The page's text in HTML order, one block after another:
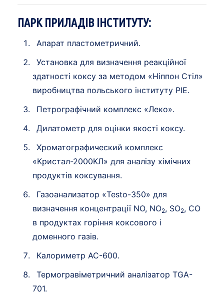
ПАРК ПРИЛАДІВ ІНСТИТУТУ:
Апарат пластометричний.
Установка для визначення реакційної
здатності коксу за методом «Ніппон Стіл»
виробництва польського інституту PIE.
Петрографічний комплекс «Леко».
Дилатометр для оцінки якості коксу.
Хроматографический комплекс
«Кристал-2000КЛ» для аналізу хімічних
продуктів коксування.
Газоанализатор «Testo-350» для
визначення концентрації NO, NO2, SO2, CO
в продуктах горіння коксового і
доменного газів.
Калориметр АС-600.
Термогравіметричний аналізатор TGA-
701.